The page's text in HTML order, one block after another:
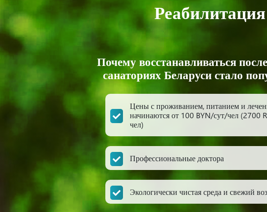
Почему восстанавливаться
санаториях Беларуси стало
Цены с проживанием, питанием и
начинаются от 100 BYN/сут/чел (2700
чел)
Профессиональные доктора
Экологически чистая среда и свежий